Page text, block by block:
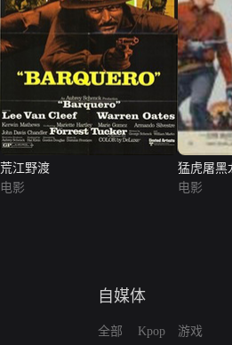
荒江野渡
电影
猛虎屠黑
电影
自媒体
全部
Kpop
游戏